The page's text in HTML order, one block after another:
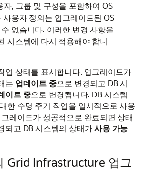
자, 그룹 및 구성을 포함하여 OS
사용자 정의는 업그레이드된 OS
없습니다. 이러한 변경 사항을
시스템에 다시 적용해야 합니
업 상태를 표시합니다. 업그레이드가
는 업데이트 중으로 변경되고 DB 시
이트 중으로 변경됩니다. DB 시스템
한 수명 주기 작업을 일시적으로 사용
레이드가 성공적으로 완료되면 상태
되고 DB 시스템의 상태가사용 가능
Grid Infrastructure 업그